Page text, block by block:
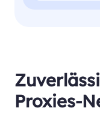
Proxies-